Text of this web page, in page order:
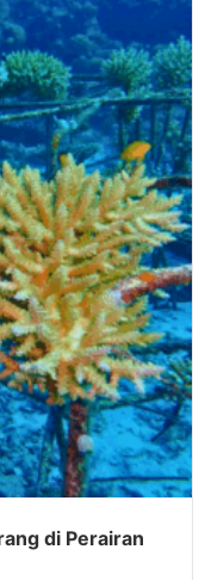
di Perairan